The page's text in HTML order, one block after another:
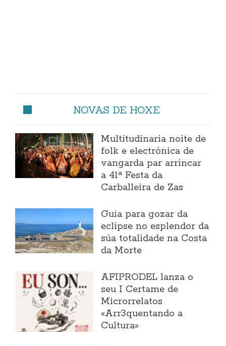
NOVAS DE HOXE
Multitudinaria noite de
folk e electrónica de
vangarda par arrincar
a 41ª Festa da
Carballeira de Zas
Guía para gozar da
eclipse no esplendor da
súa totalidade na Costa
da Morte
AFIPRODEL lanza o
seu I Certame de
Microrrelatos
«Arr3quentando a
Cultura»